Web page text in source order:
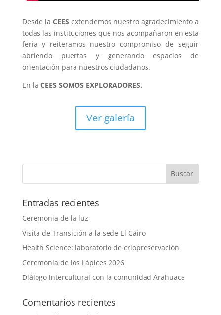
Desde la CEES extendemos nuestro agradecimiento a
todas las instituciones que nos acompañaron en esta
feria y reiteramos nuestro compromiso de seguir
abriendo puertas y generando espacios de
orientación para nuestros ciudadanos.
En la CEES SOMOS EXPLORADORES.
Ver galería
Entradas recientes
Ceremonia de la luz
Visita de Transición a la sede El Cairo
Health Science: laboratorio de criopreservación
Ceremonia de los Lápices 2026
Diálogo intercultural con la comunidad Arahuaca
Comentarios recientes